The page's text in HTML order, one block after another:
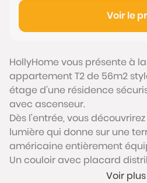
Voir le
HollyHome vous présente à
appartement T2 de 56m2
étage d'une résidence
avec ascenseur.
Dès l'entrée, vous
lumière qui donne sur une
américaine entièrement
Un couloir avec placard
une salle d'eau avec WC.Voir plus